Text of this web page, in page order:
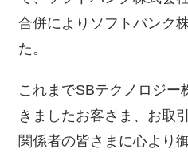
合併によりソフトバンク
た。
これまでSBテクノロジー
きましたお客さま、お取
関係者の皆さまに心より